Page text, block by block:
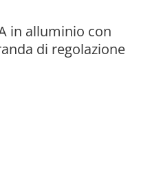
in alluminio con
di regolazione